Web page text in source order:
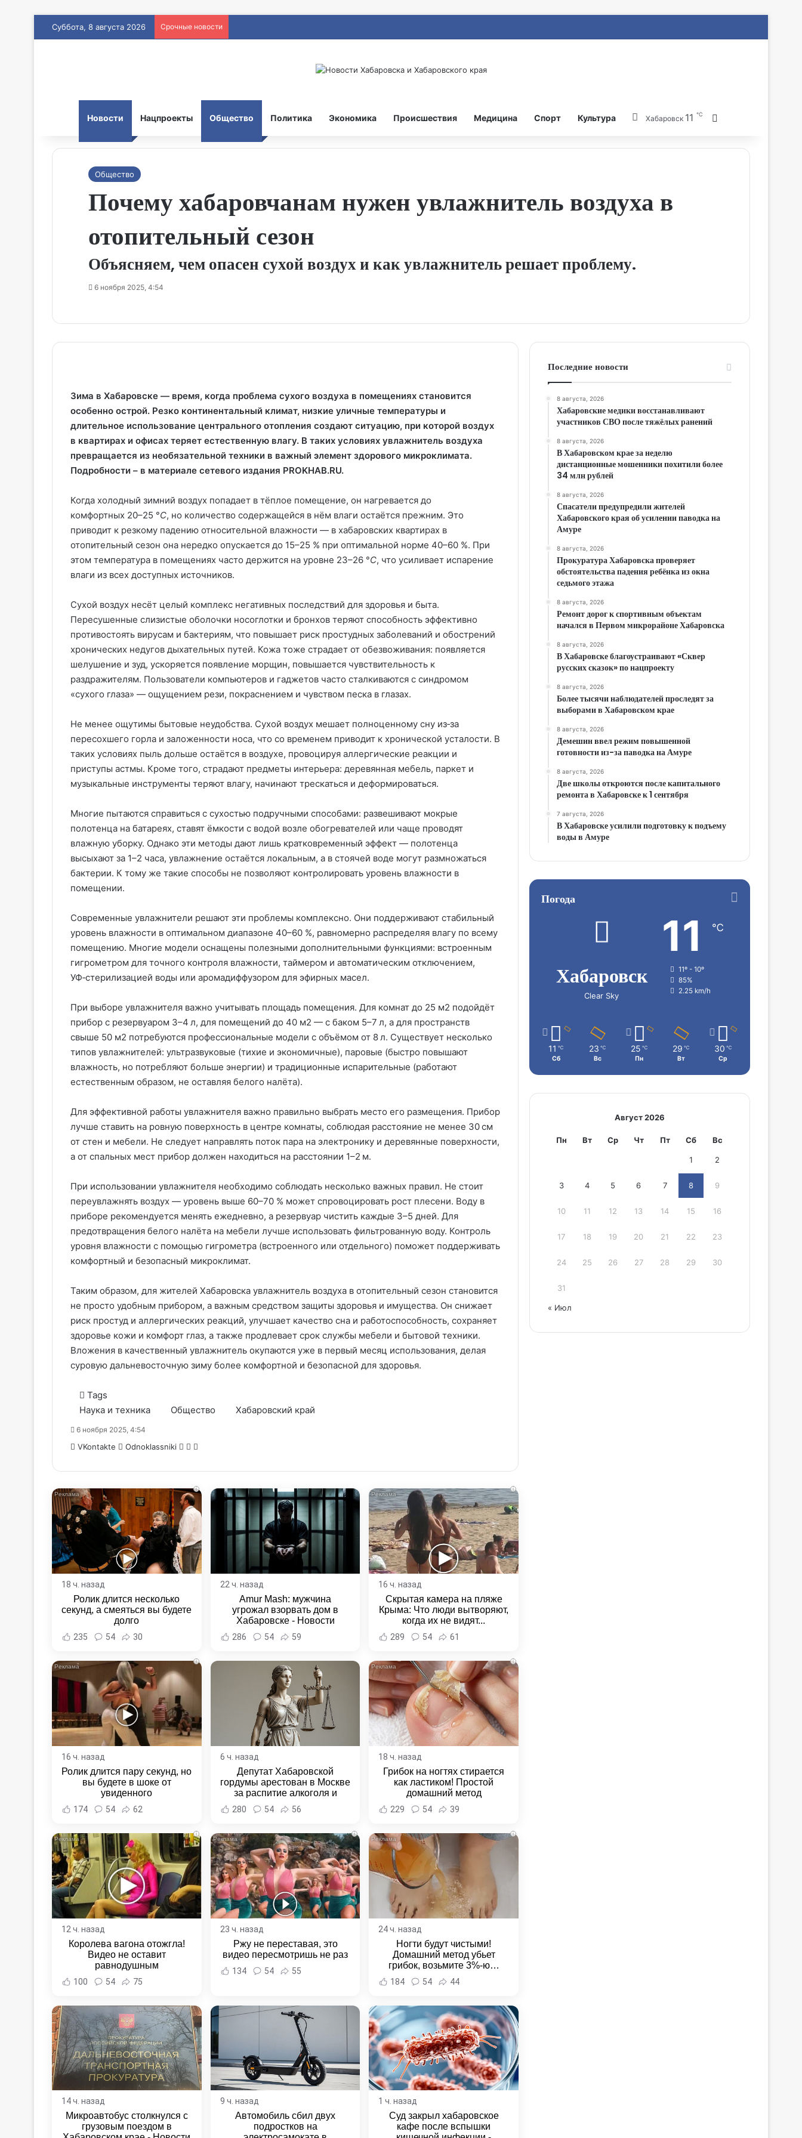
Суббота, 8 августа 2026 Срочные новости
Новости Нацпроекты Общество Политика Экономика Происшествия Медицина Спорт Культура Хабаровск 11 ℃
Общество
Почему хабаровчанам нужен увлажнитель воздуха в
отопительный сезон
Объясняем, чем опасен сухой воздух и как увлажнитель решает проблему.
6 ноября 2025, 4:54
Зима в Хабаровске — время, когда проблема сухого воздуха в помещениях становится
особенно острой. Резко континентальный климат, низкие уличные температуры и
длительное использование центрального отопления создают ситуацию, при которой воздух
в квартирах и офисах теряет естественную влагу. В таких условиях увлажнитель воздуха
превращается из необязательной техники в важный элемент здорового микроклимата.
Подробности – в материале сетевого издания PROKHAB.RU.
Когда холодный зимний воздух попадает в тёплое помещение, он нагревается до
комфортных 20–25 °C, но количество содержащейся в нём влаги остаётся прежним. Это
приводит к резкому падению относительной влажности — в хабаровских квартирах в
отопительный сезон она нередко опускается до 15–25 % при оптимальной норме 40–60 %. При
этом температура в помещениях часто держится на уровне 23–26 °C, что усиливает испарение
влаги из всех доступных источников.
Сухой воздух несёт целый комплекс негативных последствий для здоровья и быта.
Пересушенные слизистые оболочки носоглотки и бронхов теряют способность эффективно
противостоять вирусам и бактериям, что повышает риск простудных заболеваний и обострений
хронических недугов дыхательных путей. Кожа тоже страдает от обезвоживания: появляется
шелушение и зуд, ускоряется появление морщин, повышается чувствительность к
раздражителям. Пользователи компьютеров и гаджетов часто сталкиваются с синдромом
«сухого глаза» — ощущением рези, покраснением и чувством песка в глазах.
Не менее ощутимы бытовые неудобства. Сухой воздух мешает полноценному сну из‑за
пересохшего горла и заложенности носа, что со временем приводит к хронической усталости. В
таких условиях пыль дольше остаётся в воздухе, провоцируя аллергические реакции и
приступы астмы. Кроме того, страдают предметы интерьера: деревянная мебель, паркет и
музыкальные инструменты теряют влагу, начинают трескаться и деформироваться.
Многие пытаются справиться с сухостью подручными способами: развешивают мокрые
полотенца на батареях, ставят ёмкости с водой возле обогревателей или чаще проводят
влажную уборку. Однако эти методы дают лишь кратковременный эффект — полотенца
высыхают за 1–2 часа, увлажнение остаётся локальным, а в стоячей воде могут размножаться
бактерии. К тому же такие способы не позволяют контролировать уровень влажности в
помещении.
Современные увлажнители решают эти проблемы комплексно. Они поддерживают стабильный
уровень влажности в оптимальном диапазоне 40–60 %, равномерно распределяя влагу по всему
помещению. Многие модели оснащены полезными дополнительными функциями: встроенным
гигрометром для точного контроля влажности, таймером и автоматическим отключением,
УФ‑стерилизацией воды или аромадиффузором для эфирных масел.
При выборе увлажнителя важно учитывать площадь помещения. Для комнат до 25 м2 подойдёт
прибор с резервуаром 3–4 л, для помещений до 40 м2 — с баком 5–7 л, а для пространств
свыше 50 м2 потребуются профессиональные модели с объёмом от 8 л. Существует несколько
типов увлажнителей: ультразвуковые (тихие и экономичные), паровые (быстро повышают
влажность, но потребляют больше энергии) и традиционные испарительные (работают
естественным образом, не оставляя белого налёта).
Для эффективной работы увлажнителя важно правильно выбрать место его размещения. Прибор
лучше ставить на ровную поверхность в центре комнаты, соблюдая расстояние не менее 30 см
от стен и мебели. Не следует направлять поток пара на электронику и деревянные поверхности,
а от спальных мест прибор должен находиться на расстоянии 1–2 м.
При использовании увлажнителя необходимо соблюдать несколько важных правил. Не стоит
переувлажнять воздух — уровень выше 60–70 % может спровоцировать рост плесени. Воду в
приборе рекомендуется менять ежедневно, а резервуар чистить каждые 3–5 дней. Для
предотвращения белого налёта на мебели лучше использовать фильтрованную воду. Контроль
уровня влажности с помощью гигрометра (встроенного или отдельного) поможет поддерживать
комфортный и безопасный микроклимат.
Таким образом, для жителей Хабаровска увлажнитель воздуха в отопительный сезон становится
не просто удобным прибором, а важным средством защиты здоровья и имущества. Он снижает
риск простуд и аллергических реакций, улучшает качество сна и работоспособность, сохраняет
здоровье кожи и комфорт глаз, а также продлевает срок службы мебели и бытовой техники.
Вложения в качественный увлажнитель окупаются уже в первый месяц использования, делая
суровую дальневосточную зиму более комфортной и безопасной для здоровья.
Tags
Наука и техника
Общество Хабаровский край
6 ноября 2025, 4:54
VKontakte Odnoklassniki WhatsApp
Telegram
Email
i
18 ч. назад
Ролик длится несколько
секунд, а смеяться вы будете
долго
235 54 30
22 ч. назад
Amur Mash: мужчина
угрожал взорвать дом в
Хабаровске - Новости
Хабаровска и Хабаровского
края
286 54 59
i
16 ч. назад
Скрытая камера на пляже
Крыма: Что люди вытворяют,
когда их не видят...
289 54 61
i
16 ч. назад
Ролик длится пару секунд, но
вы будете в шоке от
увиденного
174 54 62
6 ч. назад
Депутат Хабаровской
гордумы арестован в Москве
за распитие алкоголя и
неповиновение полиции -
Новости Хабаровска и
280 54 56
i
18 ч. назад
Грибок на ногтях стирается
как ластиком! Простой
домашний метод
229 54 39
i
12 ч. назад
Королева вагона отожгла!
Видео не оставит
равнодушным
100 54 75
i
23 ч. назад
Ржу не переставая, это
видео пересмотришь не раз
134 54 55
i
24 ч. назад
Ногти будут чистыми!
Домашний метод убьет
грибок, возьмите 3%-ю…
184 54 44
14 ч. назад
Микроавтобус столкнулся с
грузовым поездом в
9 ч. назад
Автомобиль сбил двух
подростков на
1 ч. назад
Суд закрыл хабаровское
кафе после вспышки
Последние новости
8 августа, 2026
Хабаровские медики восстанавливают
участников СВО после тяжёлых ранений
8 августа, 2026
В Хабаровском крае за неделю
дистанционные мошенники похитили более
34 млн рублей
8 августа, 2026
Спасатели предупредили жителей
Хабаровского края об усилении паводка на
Амуре
8 августа, 2026
Прокуратура Хабаровска проверяет
обстоятельства падения ребёнка из окна
седьмого этажа
8 августа, 2026
Ремонт дорог к спортивным объектам
начался в Первом микрорайоне Хабаровска
8 августа, 2026
В Хабаровске благоустраивают «Сквер
русских сказок» по нацпроекту
8 августа, 2026
Более тысячи наблюдателей проследят за
выборами в Хабаровском крае
8 августа, 2026
Демешин ввел режим повышенной
готовности из-за паводка на Амуре
8 августа, 2026
Две школы откроются после капитального
ремонта в Хабаровске к 1 сентября
7 августа, 2026
В Хабаровске усилили подготовку к подъему
воды в Амуре
Погода
Хабаровск
Clear Sky
11 ℃
11º - 10º
85%
2.25 km/h
11 ℃
Сб
23 ℃
Вс
25 ℃
Пн
29 ℃
Вт
30 ℃
Ср
Август 2026
Пн Вт Ср Чт Пт Сб Вс
1 2
3 4 5 6 7 8 9
10 11 12 13 14 15 16
17 18 19 20 21 22 23
24 25 26 27 28 29 30
31
« Июл